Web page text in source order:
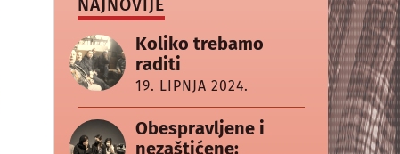
NAJNOVIJE
Koliko trebamo
raditi
19. LIPNJA 2024.
Obespravljene i
nezaštićene: